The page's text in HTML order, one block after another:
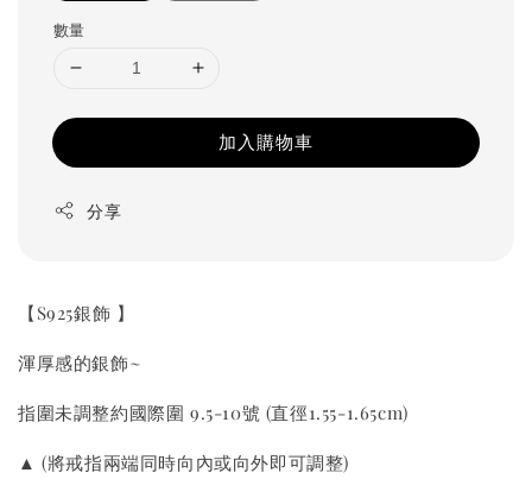
數量
加入購物車
分享
【S925銀飾 】
渾厚感的銀飾~
指圍未調整約國際圍 9.5-10號 (直徑1.55-1.65cm)
▲ (將戒指兩端同時向內或向外即可調整)